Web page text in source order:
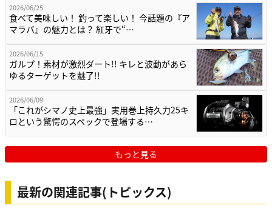
2026/06/25
食べて美味しい！ 釣って楽しい！ 今話題の『ア
マラバ』の魅力とは？ 紅牙で“…
2026/06/15
ガルプ！素材が激烈ダート!! キレと波動があら
ゆるターゲットを魅了!!
2026/06/09
「これがシマノ史上最強」実用巻上持久力25キ
ロという驚愕のスペックで登場する…
もっと見る
最新の関連記事(トピックス)